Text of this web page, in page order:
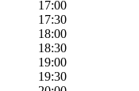
17:00
17:30
18:00
18:30
19:00
19:30